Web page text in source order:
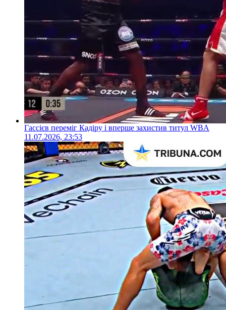
Гассієв переміг Кадіру і вперше захистив титул WBA
11.07.2026, 23:53